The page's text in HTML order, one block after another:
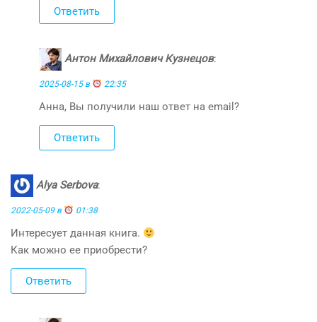
Ответить
Антон Михайлович Кузнецов:
2025-08-15 в 22:35
Анна, Вы получили наш ответ на email?
Ответить
Alya Serbova:
2022-05-09 в 01:38
Интересует данная книга.
Как можно ее приобрести?
Ответить